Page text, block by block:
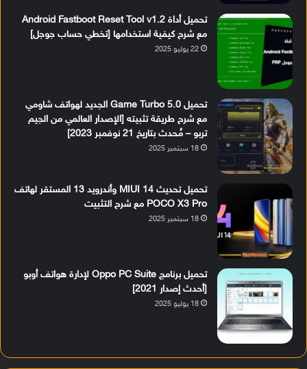
تحميل أداة Android Fastboot Reset Tool v1.2
مع شرح كيفية استخدامها [تخطي حساب جوجل]
22 يوليو 2025
تحميل Game Turbo 5.0 الجديد لهواتف شاومي
مع شرح طريقة تثبيته [الإصدار العالمي من الجيم
تربو – مُحدث بتاريخ 21 نوفمبر 2023]
18 سبتمبر 2025
تحميل تحديث MIUI 14 وأندرويد 13 المستقر لهاتف
POCO X3 Pro مع شرح التثبيت
18 سبتمبر 2025
تحميل برنامج Oppo PC Suite لإدارة هواتف أوبو
[أحدث إصدار 2021]
18 يوليو 2025